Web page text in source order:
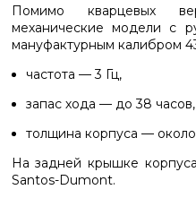
Помимо кварцевых
механические модели с
мануфактурным калибром
частота — 3 Гц,
запас хода — до 38 часов,
толщина корпуса — около
На задней крышке
Santos-Dumont.